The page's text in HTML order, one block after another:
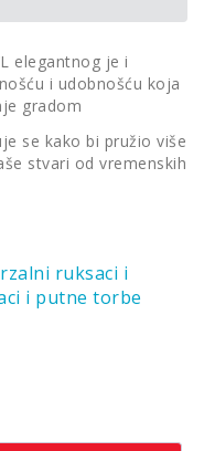
elegantnog je i
i udobnošću koja
gradom
se kako bi pružio više
stvari od vremenskih
ruksaci i
i putne torbe